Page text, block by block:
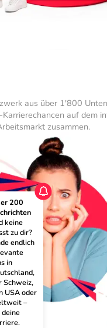
aus über 1'800
auf dem
zusammen.
200
keine
zu dir?
endlich
in
Schweiz,
USA oder
–